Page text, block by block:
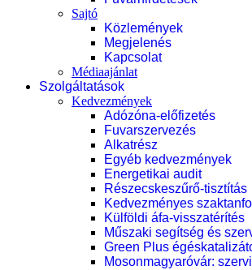
Sajtó
Közlemények
Megjelenés
Kapcsolat
Médiaajánlat
Szolgáltatások
Kedvezmények
Adózóna-előfizetés
Fuvarszervezés
Alkatrész
Egyéb kedvezmények
Energetikai audit
Részecskeszűrő-tisztítás
Kedvezményes
Külföldi áfa-visszatérítés
Műszaki segítség és
Green Plus
Mosonmagyaróvár: